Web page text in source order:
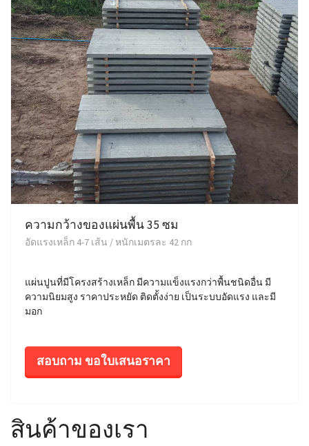
ความกว้างของแผ่นพื้น 35 ซม
อัดแรงเหล็ก 4-7 เส้น / หนักเมตรละ 42 กก
แผ่นปูนที่มีโครงสร้างเหล็ก มีความแข็งแรงกว่าพื้นชนิดอื่น มี
ความนิยมสูง ราคาประหยัด ติดตั้งง่าย เป็นระบบอัดแรง และมี
มอก
สอบถาม ขอใบเสนอราคา
สินค้าของเรา